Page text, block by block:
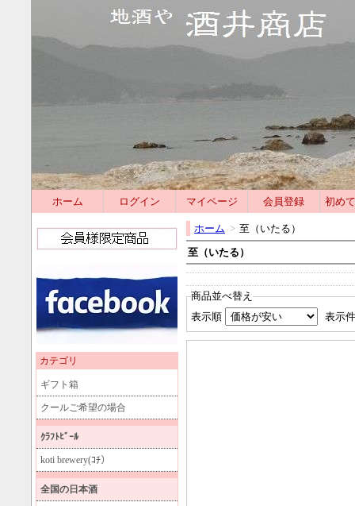
ホーム ログイン マイページ 会員登録 初め
ホーム > 至（いたる）
至（いたる）
商品並べ替え
表示順
表示
カテゴリ
ギフト箱
クールご希望の場合
ｸﾗﾌﾄﾋﾞｰﾙ
koti brewery(ｺﾁ）
全国の日本酒